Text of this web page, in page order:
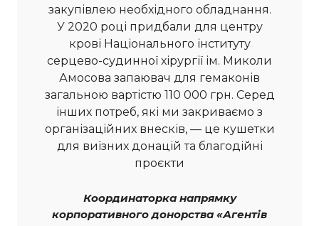
закупівлею необхідного обладнання.
У 2020 році придбали для центру
крові Національного інституту
серцево-судинної хірургії ім. Миколи
Амосова запаювач для гемаконів
загальною вартістю 110 000 грн. Серед
інших потреб, які ми закриваємо з
організаційних внесків, — це кушетки
для виїзних донацій та благодійні
проєкти
Координаторка напрямку
корпоративного донорства «Агентів